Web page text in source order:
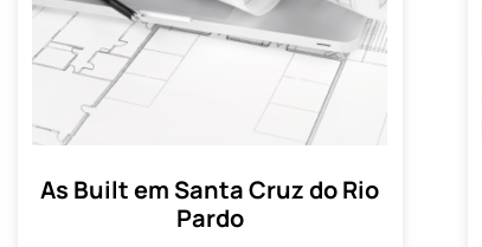
As Built em Santa Cruz do Rio
Pardo